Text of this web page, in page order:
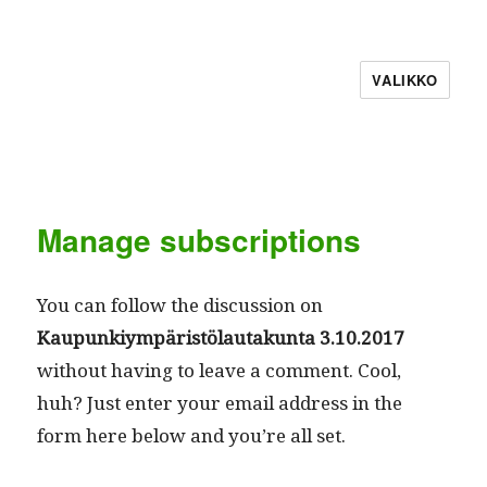
VALIKKO
Manage subscriptions
You can fol­low the dis­cus­sion on
Kaupunkiym­päristölau­takun­ta 3.10.2017
with­out hav­ing to leave a com­ment. Cool,
huh? Just enter your email address in the
form here below and you’re all set.